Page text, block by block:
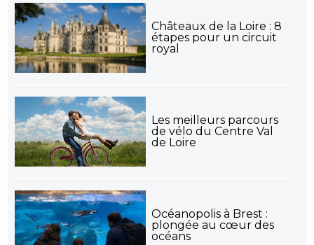
Châteaux de la Loire : 8
étapes pour un circuit
royal
Les meilleurs parcours
de vélo du Centre Val
de Loire
Océanopolis à Brest :
plongée au cœur des
océans